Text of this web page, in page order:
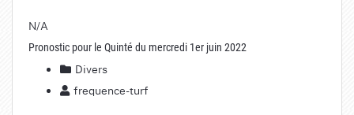
N/A
Pronostic pour le Quinté du mercredi 1er juin 2022
Divers
frequence-turf